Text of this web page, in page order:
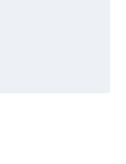
に対する回答と
て開示する場